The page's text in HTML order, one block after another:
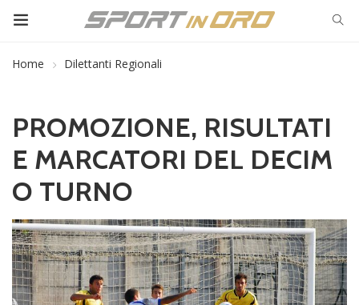
Home Dilettanti Regionali
PROMOZIONE, RISULTATI
E MARCATORI DEL DECIM
O TURNO